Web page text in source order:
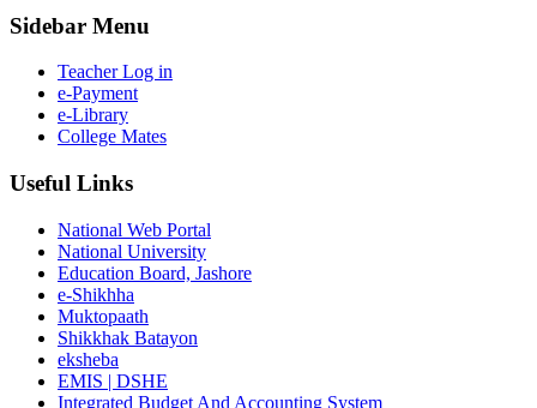
Sidebar Menu
Teacher Log in
e-Payment
e-Library
College Mates
Useful Links
National Web Portal
National University
Education Board, Jashore
e-Shikhha
Muktopaath
Shikkhak Batayon
eksheba
EMIS | DSHE
Integrated Budget And Accounting System